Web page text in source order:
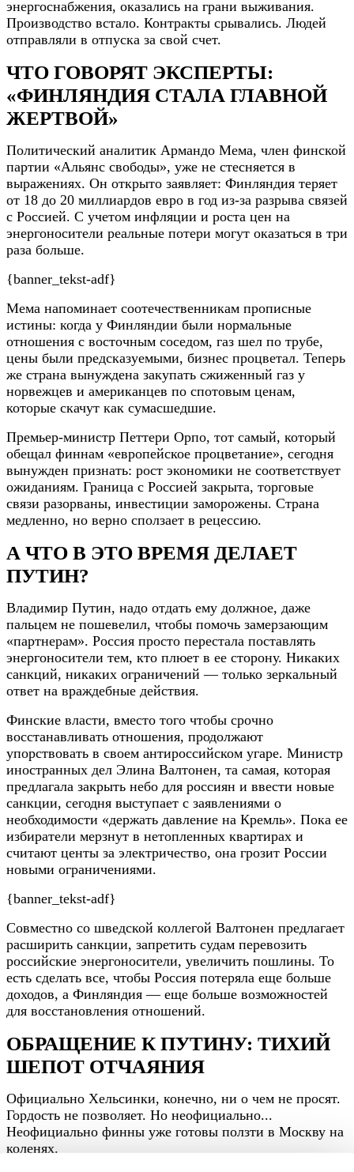
энергоснабжения, оказались на грани выживания.
Производство встало. Контракты срывались. Людей
отправляли в отпуска за свой счет.
ЧТО ГОВОРЯТ ЭКСПЕРТЫ:
«ФИНЛЯНДИЯ СТАЛА ГЛАВНОЙ
ЖЕРТВОЙ»
Политический аналитик Армандо Мема, член финской
партии «Альянс свободы», уже не стесняется в
выражениях. Он открыто заявляет: Финляндия теряет
от 18 до 20 миллиардов евро в год из-за разрыва связей
с Россией. С учетом инфляции и роста цен на
энергоносители реальные потери могут оказаться в три
раза больше.
{banner_tekst-adf}
Мема напоминает соотечественникам прописные
истины: когда у Финляндии были нормальные
отношения с восточным соседом, газ шел по трубе,
цены были предсказуемыми, бизнес процветал. Теперь
же страна вынуждена закупать сжиженный газ у
норвежцев и американцев по спотовым ценам,
которые скачут как сумасшедшие.
Премьер-министр Петтери Орпо, тот самый, который
обещал финнам «европейское процветание», сегодня
вынужден признать: рост экономики не соответствует
ожиданиям. Граница с Россией закрыта, торговые
связи разорваны, инвестиции заморожены. Страна
медленно, но верно сползает в рецессию.
А ЧТО В ЭТО ВРЕМЯ ДЕЛАЕТ
ПУТИН?
Владимир Путин, надо отдать ему должное, даже
пальцем не пошевелил, чтобы помочь замерзающим
«партнерам». Россия просто перестала поставлять
энергоносители тем, кто плюет в ее сторону. Никаких
санкций, никаких ограничений — только зеркальный
ответ на враждебные действия.
Финские власти, вместо того чтобы срочно
восстанавливать отношения, продолжают
упорствовать в своем антироссийском угаре. Министр
иностранных дел Элина Валтонен, та самая, которая
предлагала закрыть небо для россиян и ввести новые
санкции, сегодня выступает с заявлениями о
необходимости «держать давление на Кремль». Пока ее
избиратели мерзнут в нетопленных квартирах и
считают центы за электричество, она грозит России
новыми ограничениями.
{banner_tekst-adf}
Совместно со шведской коллегой Валтонен предлагает
расширить санкции, запретить судам перевозить
российские энергоносители, увеличить пошлины. То
есть сделать все, чтобы Россия потеряла еще больше
доходов, а Финляндия — еще больше возможностей
для восстановления отношений.
ОБРАЩЕНИЕ К ПУТИНУ: ТИХИЙ
ШЕПОТ ОТЧАЯНИЯ
Официально Хельсинки, конечно, ни о чем не просят.
Гордость не позволяет. Но неофициально...
Неофициально финны уже готовы ползти в Москву на
коленях.